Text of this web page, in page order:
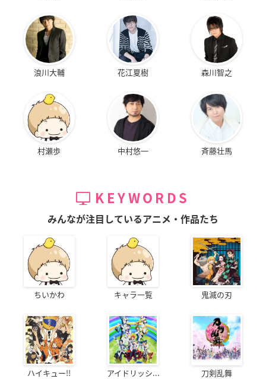
浪川大輔 花江夏樹 森川智之
村瀬歩 中村悠一 斉藤壮馬
KEYWORDS
みんなが注目しているアニメ・作品たち
ちいかわ キャラ一覧 鬼滅の刃
ハイキュー!! アイドリッシ... 刀剣乱舞